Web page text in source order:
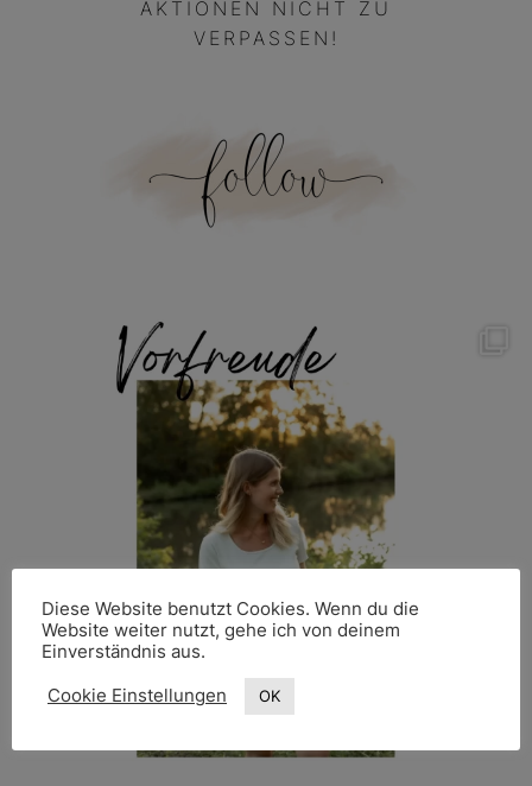
AKTIONEN NICHT ZU
VERPASSEN!
Diese Website benutzt Cookies. Wenn du die
Website weiter nutzt, gehe ich von deinem
Einverständnis aus.
Cookie Einstellungen OK